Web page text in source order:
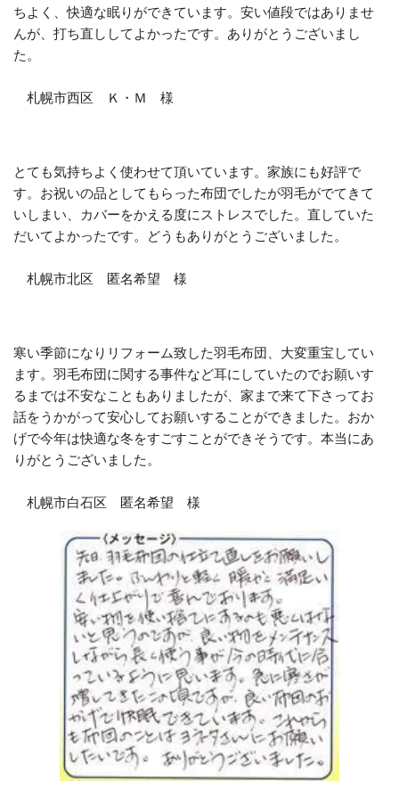
ちよく、快適な眠りができています。安い値段ではありませ
んが、打ち直ししてよかったです。ありがとうございまし
た。
札幌市西区 Ｋ・Ｍ 様
とても気持ちよく使わせて頂いています。家族にも好評で
す。お祝いの品としてもらった布団でしたが羽毛がでてきて
いしまい、カバーをかえる度にストレスでした。直していた
だいてよかったです。どうもありがとうございました。
札幌市北区 匿名希望 様
寒い季節になりリフォーム致した羽毛布団、大変重宝してい
ます。 羽毛布団に関する事件など耳にしていたのでお願いす
るまでは不安なこともありましたが、家まで来て下さってお
話をうかがって安心してお願いすることができました。おか
げで今年は快適な冬をすごすことができそうです。本当にあ
りがとうございました。
札幌市白石区 匿名希望 様